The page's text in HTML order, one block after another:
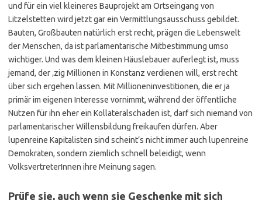
und für ein viel kleineres Bauprojekt am Ortseingang von
Litzelstetten wird jetzt gar ein Vermittlungsausschuss gebildet.
Bauten, Großbauten natürlich erst recht, prägen die Lebenswelt
der Menschen, da ist parlamentarische Mitbestimmung umso
wichtiger. Und was dem kleinen Häuslebauer auferlegt ist, muss
jemand, der ‚zig Millionen in Konstanz verdienen will, erst recht
über sich ergehen lassen. Mit Millioneninvestitionen, die er ja
primär im eigenen Interesse vornimmt, während der öffentliche
Nutzen für ihn eher ein Kollateralschaden ist, darf sich niemand von
parlamentarischer Willensbildung freikaufen dürfen. Aber
lupenreine Kapitalisten sind scheint’s nicht immer auch lupenreine
Demokraten, sondern ziemlich schnell beleidigt, wenn
VolksvertreterInnen ihre Meinung sagen.
Prüfe sie, auch wenn sie Geschenke mit sich